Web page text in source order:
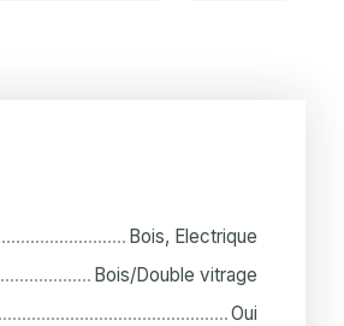
Bois, Electrique
Bois/Double vitrage
Oui